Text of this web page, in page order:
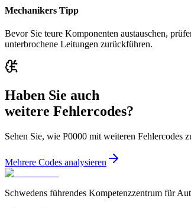
Mechanikers Tipp
Bevor Sie teure Komponenten austauschen,
unterbrochene Leitungen zurückführen.
Haben Sie auch
weitere Fehlercodes?
Sehen Sie, wie P0000 mit weiteren Fehlercodes
Mehrere Codes analysieren
Schwedens führendes Kompetenzzentrum für